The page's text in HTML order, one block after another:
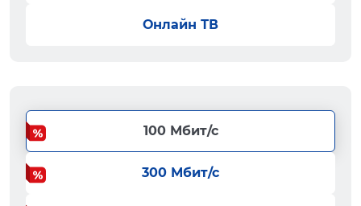
Онлайн ТВ
100 Мбит/с
300 Мбит/с